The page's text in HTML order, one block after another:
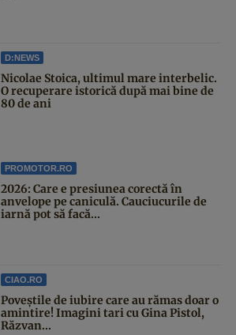
D:NEWS
Nicolae Stoica, ultimul mare interbelic.
O recuperare istorică după mai bine de
80 de ani
PROMOTOR.RO
2026: Care e presiunea corectă în
anvelope pe caniculă. Cauciucurile de
iarnă pot să facă...
CIAO.RO
Poveştile de iubire care au rămas doar o
amintire! Imagini tari cu Gina Pistol,
Răzvan...